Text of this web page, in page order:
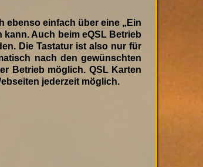
ebenso einfach über eine „Ein
Auch beim eQSL Betrieb
Die Tastatur ist also nur für
nach den gewünschten
Betrieb möglich. QSL Karten
jederzeit möglich.